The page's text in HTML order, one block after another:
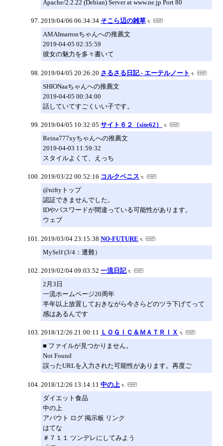
Apache/2.2.22 (Debian) Server at www.ne.jp Port 80
2019/04/06 06:34:34 そこら辺の雑草
AMAImarronちゃんへの推薦文
2019-04-05 02:35:59
彼女の魅力を多々書いて
2019/04/05 20:26:20 さるさる日記 - エーテルノート
SHIONaaちゃんへの推薦文
2019-04-05 00:34:00
話していてすごくいい子です。
2019/04/05 10:32:05 サイト６２（site62）
Reina777xyちゃんへの推薦文
2019-04-03 11:59:32
スタイルよくて、えっち
2019/03/22 00:52:16 コルクペニス
@niftyトップ
認証できませんでした。
IDやパスワードが間違っている可能性があります。
ウェブ
2019/03/04 23:15:38 NO-FUTURE
MySelf (3/4：遭難）
2019/02/04 09:03:52 一流日記
2月3日
一流ホームページ20周年
半年以上放置しておきながら今さらどのツラ下げてって
感はあるんです
2018/12/26 21:00:11 ＬＯＧＩＣ＆ＭＡＴＲＩＸ
■ ファイルが見つかりません。
Not Found
誤ったURLを入力された可能性があります。再度ご
2018/12/26 13:14:11 中の上
ダイエット食品
中の上
アバウト ログ 掲示板 リンク
はてな
＃７１１ ツンデレにしてみよう